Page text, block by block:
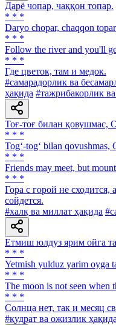
Дарё чопар, чаққон топар.
* * *
Daryo chopar, chaqqon
* * *
Follow the river and you'll
* * *
Где цветок, там и медок.
#самарадорлик ва
ҳақида #тажрибакорлик
Тоғ-тоғ билан қовушмас,
* * *
Tog‘-tog‘ bilan qovushmas,
* * *
Friends may meet, but
* * *
Гора с горой не сходится,
сойдется.
#халқ ва миллат ҳақида
Етмиш юлдуз ярим ойга
* * *
Yetmish yulduz yarim oyga
* * *
The moon is not seen when
* * *
Солнца нет, так и месяц
#қудрат ва ожизлик ҳақида